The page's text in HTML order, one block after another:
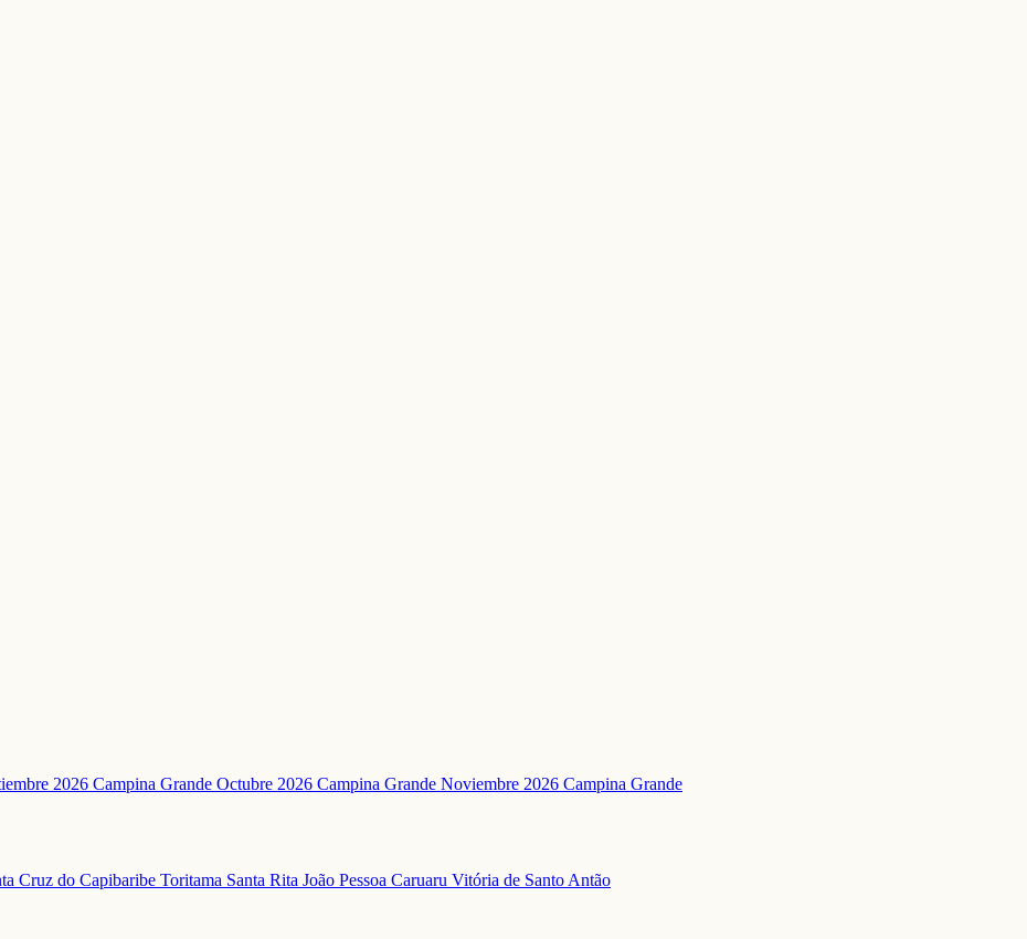
2026 Campina Grande Octubre 2026 Campina Grande Noviembre 2026 Campina Grande
Cruz do Capibaribe Toritama Santa Rita João Pessoa Caruaru Vitória de Santo Antão